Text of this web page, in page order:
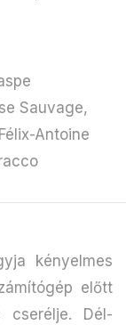
Sauvage,
Antoine
kényelmes
előtt
cserélje. Dél-